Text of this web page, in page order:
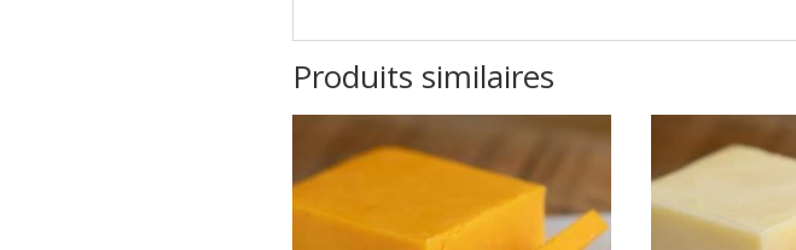
Produits similaires